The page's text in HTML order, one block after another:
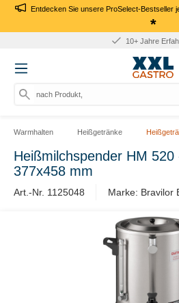
Entdecken Sie unsere ProSelect-Bestseller
*
10+ Jahre
nach Produkt, A
Warmhalten Heißgetränke
Heißmilchspender HM
377x458 mm
Art.-Nr. 1125048 Marke: Bravilor